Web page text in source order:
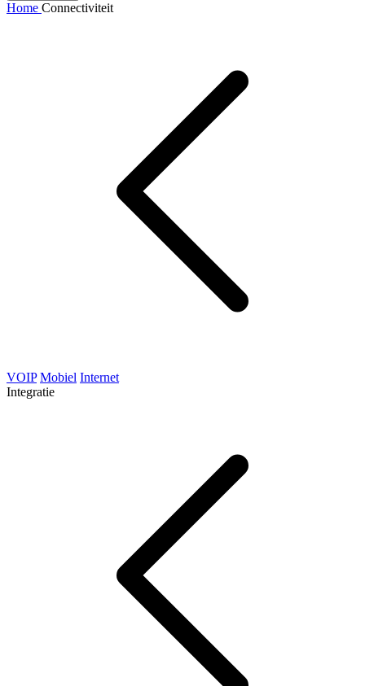
Home Connectiviteit
VOIP Mobiel Internet
Integratie